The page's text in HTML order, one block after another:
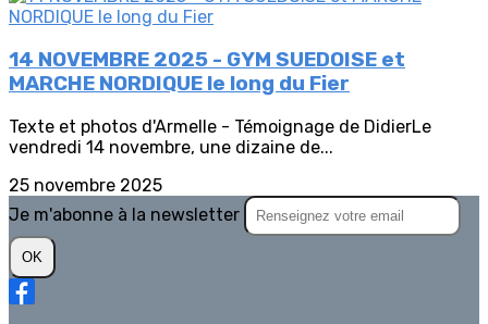
14 NOVEMBRE 2025 - GYM SUEDOISE et
MARCHE NORDIQUE le long du Fier
Texte et photos d'Armelle - Témoignage de DidierLe
vendredi 14 novembre, une dizaine de...
25 novembre 2025
Je m'abonne à la newsletter
OK